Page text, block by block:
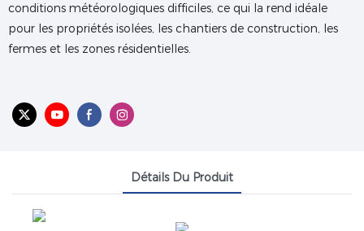
conditions météorologiques difficiles, ce qui la rend idéale
pour les propriétés isolées, les chantiers de construction, les
fermes et les zones résidentielles.
Détails Du Produit